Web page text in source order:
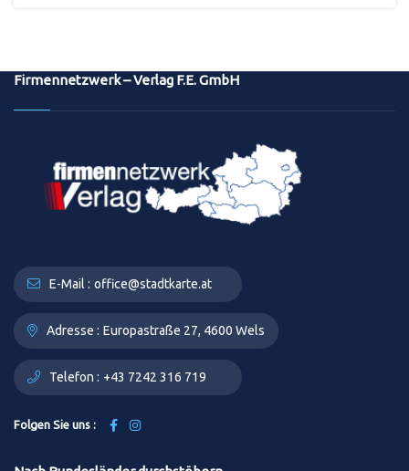
Firmennetzwerk – Verlag F.E. GmbH
E-Mail : office@stadtkarte.at
Adresse : Europastraße 27, 4600 Wels
Telefon : +43 7242 316 719
Folgen Sie uns :